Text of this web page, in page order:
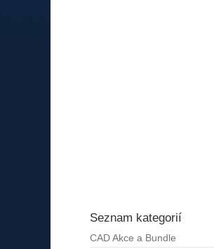
Seznam kategorií
CAD Akce a Bundle